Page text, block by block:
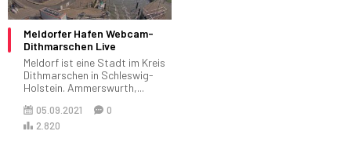
Meldorfer Hafen Webcam-
Dithmarschen Live
Meldorf ist eine Stadt im Kreis
Dithmarschen in Schleswig-
Holstein. Ammerswurth,...
05.09.2021
0
2.820